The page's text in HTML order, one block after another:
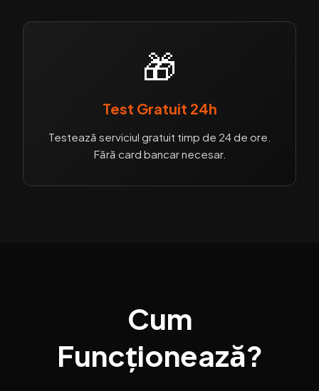
🎁
Test Gratuit 24h
Testează serviciul gratuit timp de 24 de ore.
Fără card bancar necesar.
Cum
Funcționează?